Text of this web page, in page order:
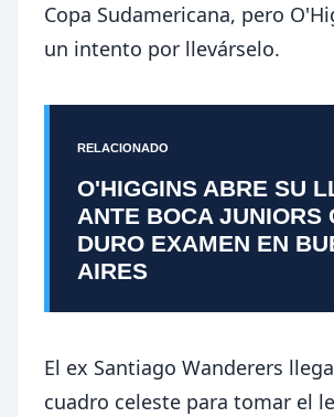
Copa Sudamericana, pero
un intento por llevárselo.
RELACIONADO
O'HIGGINS ABRE SU
ANTE BOCA JUNIORS
DURO EXAMEN EN
AIRES
El ex Santiago Wanderers
cuadro celeste para tomar el